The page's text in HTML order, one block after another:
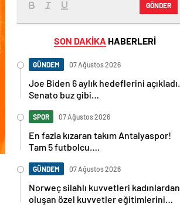
GÖNDER
SON DAKİKA HABERLERİ
GÜNDEM 07 Ağustos 2026
Joe Biden 6 aylık hedeflerini açıkladı.
Senato buz gibi…
SPOR 07 Ağustos 2026
En fazla kızaran takım Antalyaspor!
Tam 5 futbolcu….
GÜNDEM 07 Ağustos 2026
Norweç silahlı kuvvetleri kadınlardan
oluşan özel kuvvetler eğitimlerini